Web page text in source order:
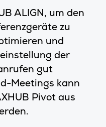
ALIGN, um den
zu
und
der
gut
Meetings kann
Pivot aus